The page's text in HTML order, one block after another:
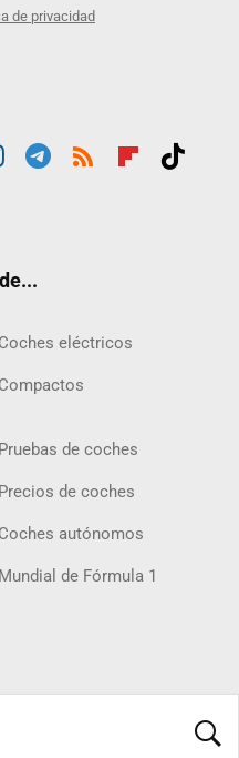
de privacidad
Coches eléctricos
Compactos
Pruebas de coches
Precios de coches
Coches autónomos
Mundial de Fórmula 1